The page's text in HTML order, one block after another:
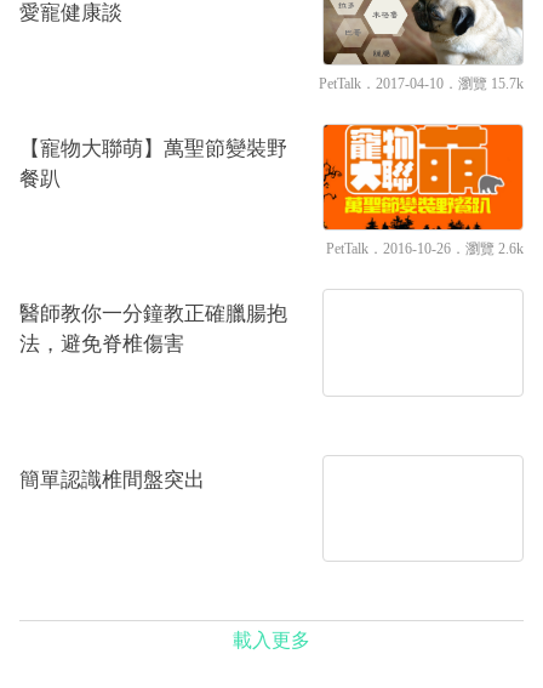
愛寵健康談
PetTalk ．2017-04-10． 瀏覽 15.7k
【寵物大聯萌】萬聖節變裝野
餐趴
PetTalk ．2016-10-26． 瀏覽 2.6k
醫師教你一分鐘教正確臘腸抱
法，避免脊椎傷害
簡單認識椎間盤突出‬
載入更多